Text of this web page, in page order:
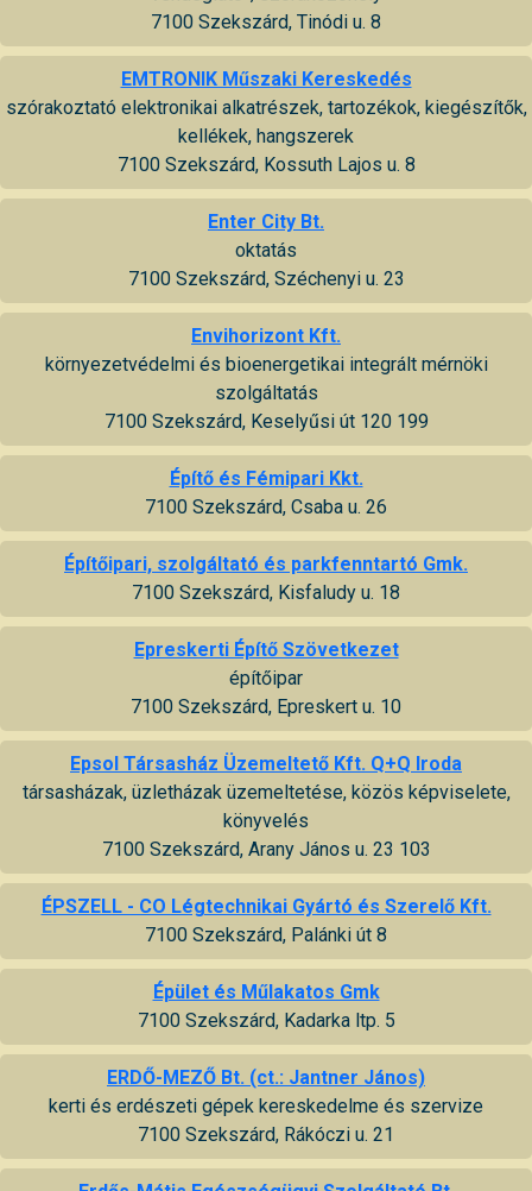
7100 Szekszárd, Tinódi u. 8
EMTRONIK Műszaki Kereskedés
szórakoztató elektronikai alkatrészek, tartozékok, kiegészítők,
kellékek, hangszerek
7100 Szekszárd, Kossuth Lajos u. 8
Enter City Bt.
oktatás
7100 Szekszárd, Széchenyi u. 23
Envihorizont Kft.
környezetvédelmi és bioenergetikai integrált mérnöki
szolgáltatás
7100 Szekszárd, Keselyűsi út 120 199
Építő és Fémipari Kkt.
7100 Szekszárd, Csaba u. 26
Építőipari, szolgáltató és parkfenntartó Gmk.
7100 Szekszárd, Kisfaludy u. 18
Epreskerti Építő Szövetkezet
építőipar
7100 Szekszárd, Epreskert u. 10
Epsol Társasház Üzemeltető Kft. Q+Q Iroda
társasházak, üzletházak üzemeltetése, közös képviselete,
könyvelés
7100 Szekszárd, Arany János u. 23 103
ÉPSZELL - CO Légtechnikai Gyártó és Szerelő Kft.
7100 Szekszárd, Palánki út 8
Épület és Műlakatos Gmk
7100 Szekszárd, Kadarka ltp. 5
ERDŐ-MEZŐ Bt. (ct.: Jantner János)
kerti és erdészeti gépek kereskedelme és szervize
7100 Szekszárd, Rákóczi u. 21